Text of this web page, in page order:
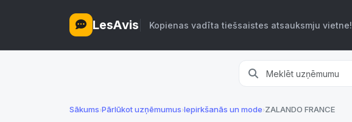
LesAvis Kopienas vadīta tiešsaistes atsauksmju vietne!
Sākums›Pārlūkot uzņēmumus›Iepirkšanās un mode›ZALANDO FRANCE